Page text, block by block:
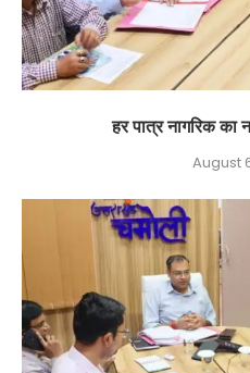
हर पात्र नागरिक का
August